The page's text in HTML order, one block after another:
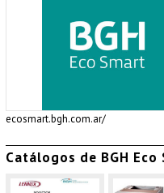
ecosmart.bgh.com.ar/
Catálogos de BGH Eco